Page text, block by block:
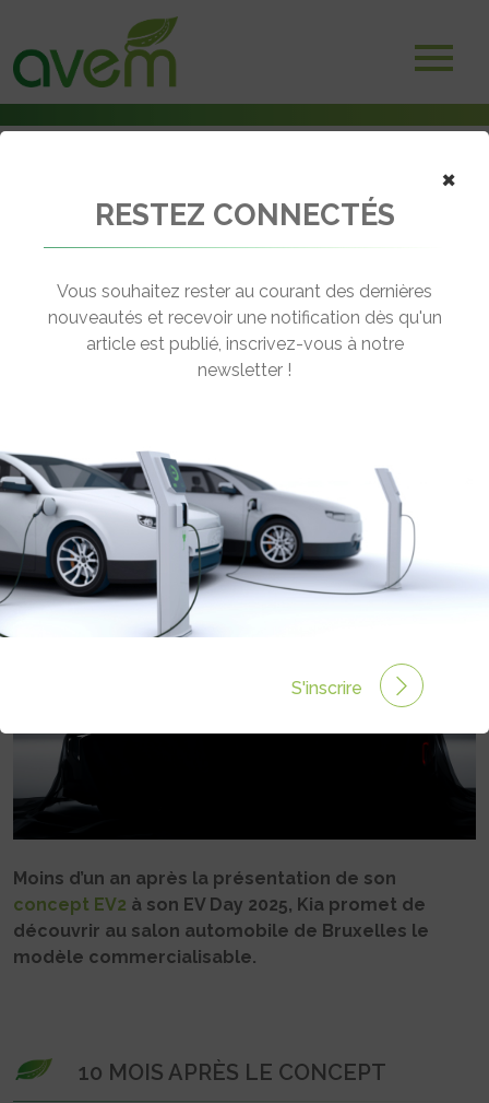
Le Kia EV2 sera dévoilé à Bruxelles en janvier 2026
← Revenir aux actualités
BRUXELLES EN JANVIER 2026
Rédigé par Philippe Schwoerer le 05 Déc 2025 à 12:08
0 commentaires
Moins d’un an après la présentation de son
concept EV2 à son EV Day 2025, Kia promet de
découvrir au salon automobile de Bruxelles le
modèle commercialisable.
10 MOIS APRÈS LE CONCEPT
×
RESTEZ CONNECTÉS
Vous souhaitez rester au courant des dernières
nouveautés et recevoir une notification dès qu'un
article est publié, inscrivez-vous à notre
newsletter !
S'inscrire